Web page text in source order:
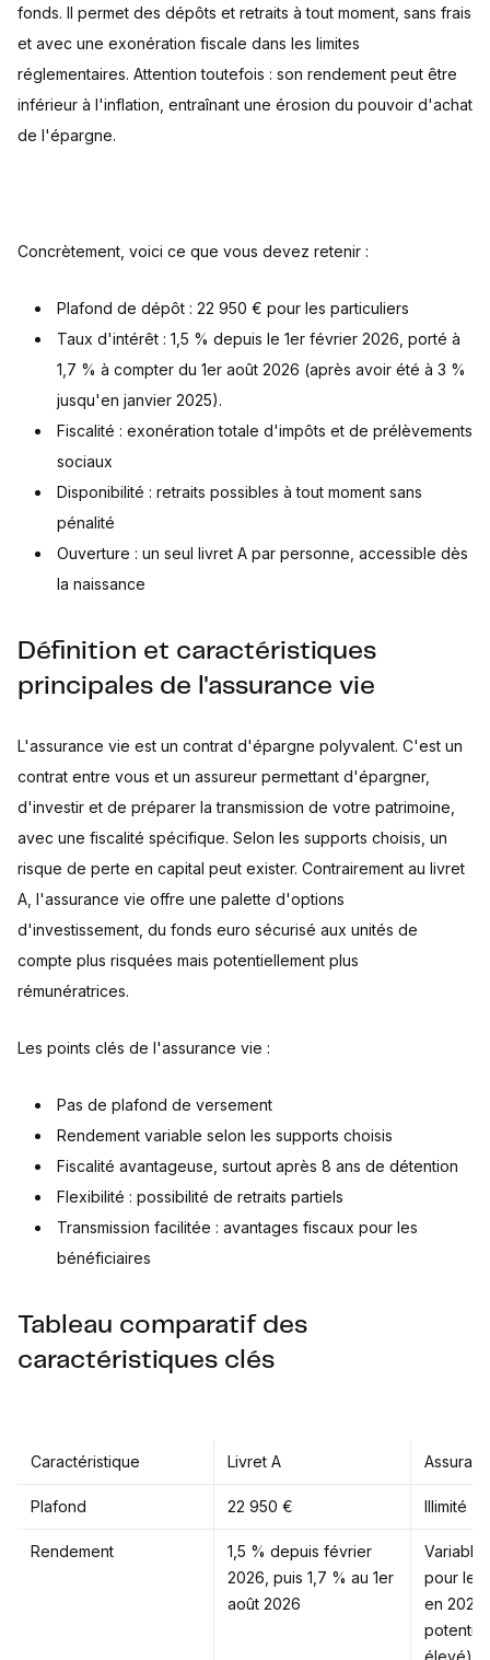
fonds. Il permet des dépôts et retraits à tout moment, sans frais
et avec une exonération fiscale dans les limites
réglementaires. Attention toutefois : son rendement peut être
inférieur à l'inflation, entraînant une érosion du pouvoir d'achat
de l'épargne.
Concrètement, voici ce que vous devez retenir :
Plafond de dépôt : 22 950 € pour les particuliers
Taux d'intérêt : 1,5 % depuis le 1er février 2026, porté à
1,7 % à compter du 1er août 2026 (après avoir été à 3 %
jusqu'en janvier 2025).
Fiscalité : exonération totale d'impôts et de prélèvements
sociaux
Disponibilité : retraits possibles à tout moment sans
pénalité
Ouverture : un seul livret A par personne, accessible dès
la naissance
Définition et caractéristiques
principales de l'assurance vie
L'assurance vie est un contrat d'épargne polyvalent. C'est un
contrat entre vous et un assureur permettant d'épargner,
d'investir et de préparer la transmission de votre patrimoine,
avec une fiscalité spécifique. Selon les supports choisis, un
risque de perte en capital peut exister. Contrairement au livret
A, l'assurance vie offre une palette d'options
d'investissement, du fonds euro sécurisé aux unités de
compte plus risquées mais potentiellement plus
rémunératrices.
Les points clés de l'assurance vie :
Pas de plafond de versement
Rendement variable selon les supports choisis
Fiscalité avantageuse, surtout après 8 ans de détention
Flexibilité : possibilité de retraits partiels
Transmission facilitée : avantages fiscaux pour les
bénéficiaires
Tableau comparatif des
caractéristiques clés
Caractéristique Livret A
Plafond 22 950 € Illimité
Rendement
1,5 % depuis février
2026, puis 1,7 % au 1er
août 2026
Variable
pour les
en 2025,
élevé)